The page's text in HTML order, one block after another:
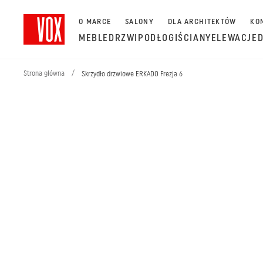
O MARCE SALONY DLA ARCHITEKTÓW
MEBLE DRZWI PODŁOGIŚCIANYELEWACJE
Strona główna / Skrzydło drzwiowe ERKADO Frezja 6